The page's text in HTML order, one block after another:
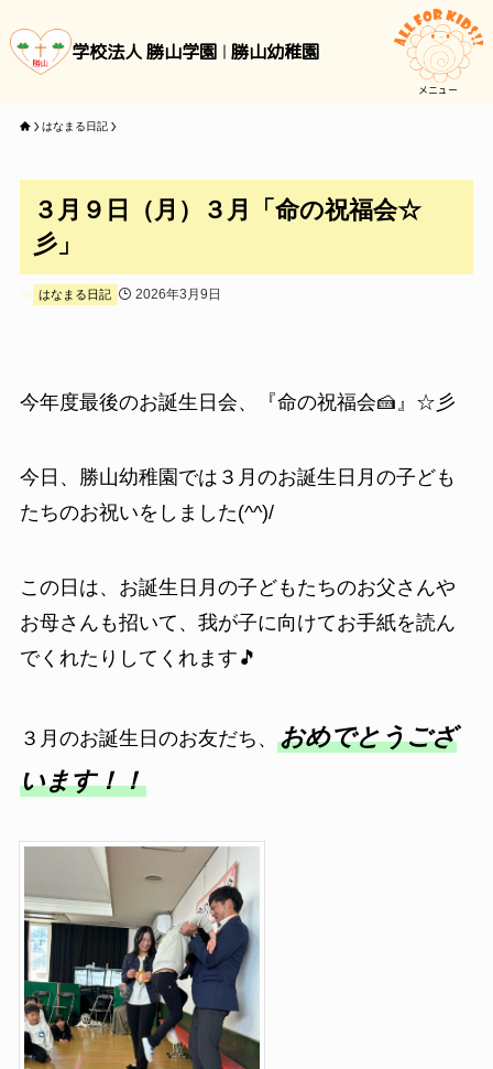
学校法人 勝山学園 勝山幼稚園
メニュー
はなまる日記
３月９日（月）３月「命の祝福会☆
彡」
はなまる日記 2026年3月9日
今年度最後のお誕生日会、『命の祝福会🍰』☆彡
今日、勝山幼稚園では３月のお誕生日月の子ども
たちのお祝いをしました(^^)/
この日は、お誕生日月の子どもたちのお父さんや
お母さんも招いて、我が子に向けてお手紙を読ん
でくれたりしてくれます🎵
３月のお誕生日のお友だち、 おめでとうござ
います！！